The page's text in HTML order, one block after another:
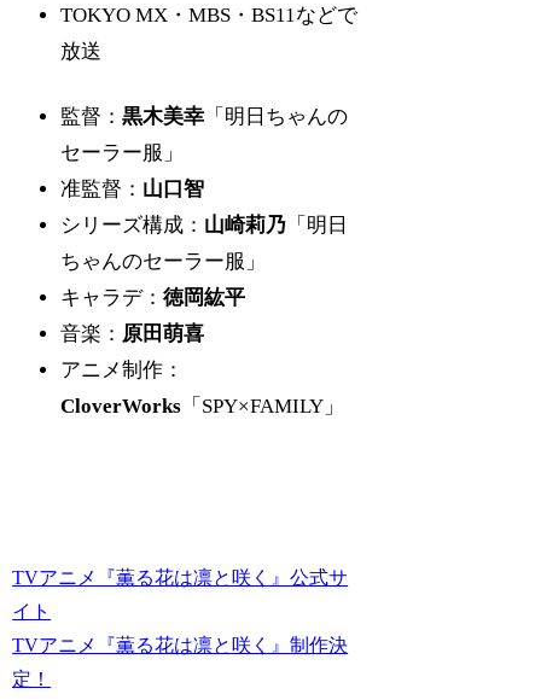
TOKYO MX・MBS・BS11などで
放送
監督：黒木美幸 「明日ちゃんの
セーラー服」
准監督： 山口智
シリーズ構成： 山崎莉乃 「明日
ちゃんのセーラー服」
キャラデ：徳岡紘平
音楽： 原田萌喜
アニメ制作：
CloverWorks 「SPY×FAMILY」
TVアニメ『薫る花は凛と咲く』公式サ
イト
TVアニメ『薫る花は凛と咲く』制作決
定！